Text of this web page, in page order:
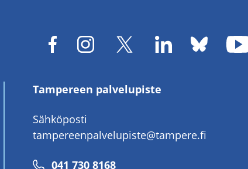
Tampereen palvelupiste
Sähköposti
tampereenpalvelupiste@tampere.fi
Puhelinnumero
041 730 8168